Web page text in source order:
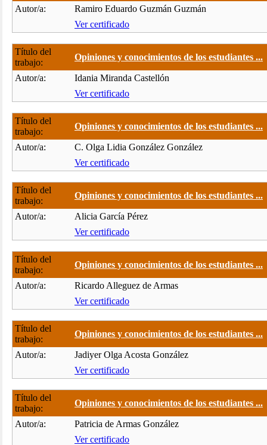
Autor/a:
Ramiro Eduardo Guzmán Guzmán
Ver certificado
Título del
trabajo:
Opiniones y conocimientos de los estudiantes ...
Autor/a:
Idania Miranda Castellón
Ver certificado
Título del
trabajo:
Opiniones y conocimientos de los estudiantes ...
Autor/a:
C. Olga Lidia González González
Ver certificado
Título del
trabajo:
Opiniones y conocimientos de los estudiantes ...
Autor/a:
Alicia García Pérez
Ver certificado
Título del
trabajo:
Opiniones y conocimientos de los estudiantes ...
Autor/a:
Ricardo Alleguez de Armas
Ver certificado
Título del
trabajo:
Opiniones y conocimientos de los estudiantes ...
Autor/a:
Jadiyer Olga Acosta González
Ver certificado
Título del
trabajo:
Opiniones y conocimientos de los estudiantes ...
Autor/a:
Patricia de Armas González
Ver certificado